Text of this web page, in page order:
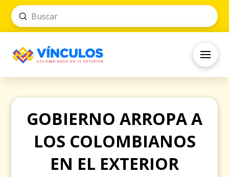
Search
Submit
GOBIERNO ARROPA A
LOS COLOMBIANOS
EN EL EXTERIOR